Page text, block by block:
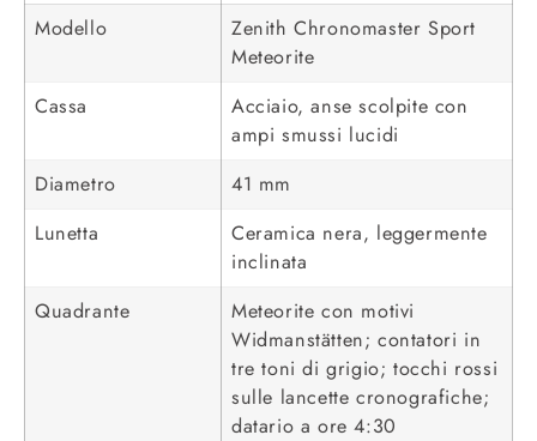
Modello
Zenith Chronomaster Sport
Meteorite
Cassa
Acciaio, anse scolpite con
ampi smussi lucidi
Diametro
41 mm
Lunetta
Ceramica nera, leggermente
inclinata
Quadrante
Meteorite con motivi
Widmanstätten; contatori in
tre toni di grigio; tocchi rossi
sulle lancette cronografiche;
datario a ore 4:30